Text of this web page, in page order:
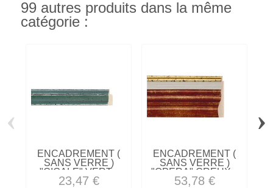
99 autres produits dans la même
catégorie :
ENCADREMENT (
SANS VERRE )
"CIGALE" VERT...
23,47 €
ENCADREMENT (
SANS VERRE )
"OPERA" CREUX...
53,78 €
‹ ›